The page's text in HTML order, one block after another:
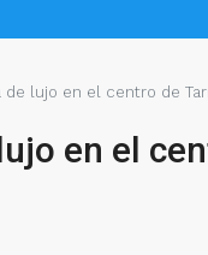
de lujo en el centro de
en el